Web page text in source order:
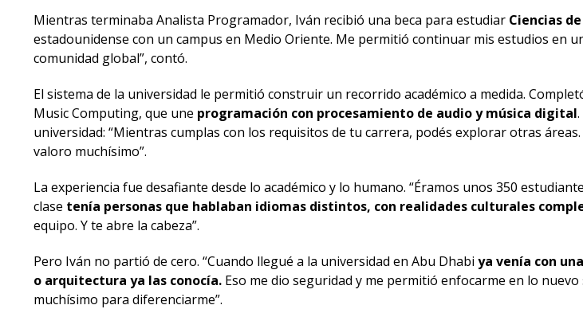
Mientras terminaba Analista Programador, Iván recibió una beca para estudiar Ciencias
estadounidense con un campus en Medio Oriente. Me permitió continuar mis estudios en
comunidad global”, contó.
El sistema de la universidad le permitió construir un recorrido académico a medida.
Music Computing, que une programación con procesamiento de audio y música digital
universidad: “Mientras cumplas con los requisitos de tu carrera, podés explorar otras áreas.
valoro muchísimo”.
La experiencia fue desafiante desde lo académico y lo humano. “Éramos unos 350
clase tenía personas que hablaban idiomas distintos, con realidades culturales
equipo. Y te abre la cabeza”.
Pero Iván no partió de cero. “Cuando llegué a la universidad en Abu Dhabi ya venía con
o arquitectura ya las conocía. Eso me dio seguridad y me permitió enfocarme en lo
muchísimo para diferenciarme”.